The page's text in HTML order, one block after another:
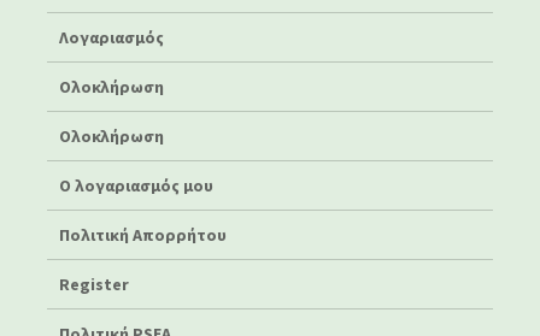
Λογαριασμός
Ολοκλήρωση
Ολοκλήρωση
Ο λογαριασμός μου
Πολιτική Απορρήτου
Register